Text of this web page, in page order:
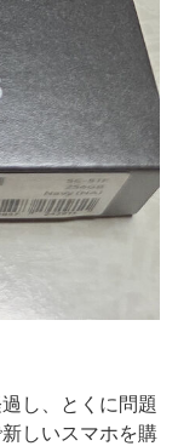
し、とくに問題
しいスマホを購